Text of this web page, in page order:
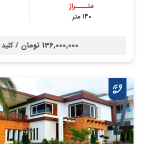
متــــراژ
140 متر
136,000,000 تومان /